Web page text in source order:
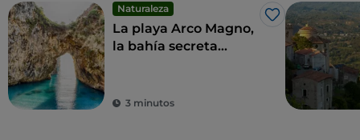
Naturaleza
Me gusta
La playa Arco Magno,
la bahía secreta
3 minutos